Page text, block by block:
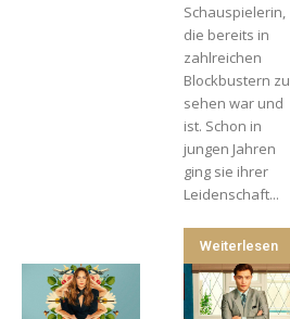
Schauspielerin,
die bereits in
zahlreichen
Blockbustern zu
sehen war und
ist. Schon in
jungen Jahren
ging sie ihrer
Leidenschaft...
Weiterlesen